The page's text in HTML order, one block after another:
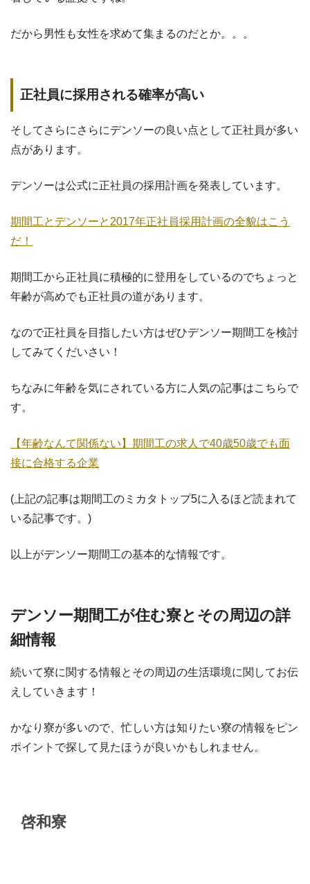
だから男性も女性を求めて集まるのだとか。。。
正社員に採用される確率が高い
そしてさらにさらにデンソーの良い点として正社員が多い
点があります。
デンソーは公式に正社員の採用計画を発表しています。
期間工とデンソーと2017年正社員採用計画の全貌はこう
だ！
期間工から正社員に積極的に登用をしているのでちょっと
年齢が高めでも正社員の道があります。
なので正社員を目指したい方はぜひデンソー期間工を検討
してみてくだいさい！
ちなみに年齢を気にされている方に人気の記事はこちらで
す。
【年齢なんて関係ない】期間工の求人で40歳50歳でも面
接に合格する企業
(上記の記事は期間工のミカタトップ5に入るほど読まれて
いる記事です。)
以上がデンソー期間工の基本的な情報です。
デンソー期間工が住む寮とその周辺の詳
細情報
続いて寮に関する情報とその周辺の生活環境に関してお伝
えしていきます！
かなり寮が多いので、忙しい方は知りたい寮の情報をピン
ポイントで探して見たほうが良いかもしれません。
啓和寮